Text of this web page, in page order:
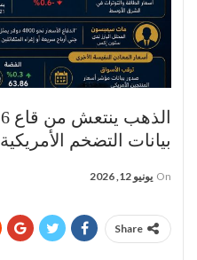
بيانات التضخم الأمريكية
On يونيو 12, 2026
Share